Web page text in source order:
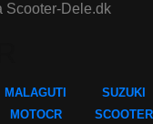
Scooter-Dele.dk
MALAGUTI
MOTOCR
SUZUKI
SCOOTER